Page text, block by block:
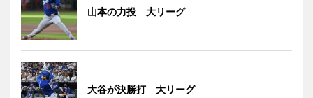
山本の力投 大リーグ
大谷が決勝打 大リーグ